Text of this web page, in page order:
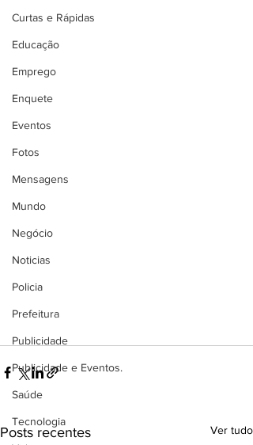
Curtas e Rápidas
Educação
Emprego
Enquete
Eventos
Fotos
Mensagens
Mundo
Negócio
Noticias
Policia
Prefeitura
Publicidade
Publicidade e Eventos.
Saúde
Tecnologia
Posts recentes Ver tudo